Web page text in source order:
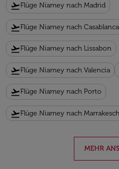
flight_takeoffFlüge Niamey nach Madrid
flight_takeoffFlüge Niamey nach Casablanca
flight_takeoffFlüge Niamey nach Lissabon
flight_takeoffFlüge Niamey nach Valencia
flight_takeoffFlüge Niamey nach Porto
flight_takeoffFlüge Niamey nach Marrakesch
MEHR